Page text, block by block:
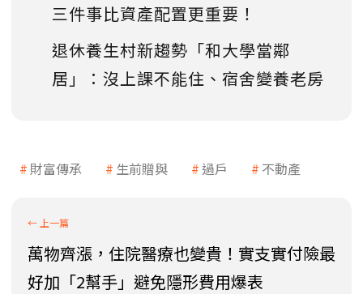
三件事比資產配置更重要！
退休養生村新趨勢「和大學當鄰
居」：沒上課不能住、宿舍變養老房
財富傳承 生前贈與 過戶 不動產
萬物齊漲，住院醫療也變貴！實支實付險最
好加「2幫手」避免隱形費用爆表